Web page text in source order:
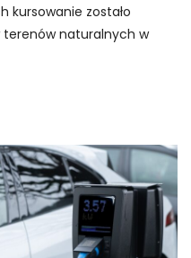
kursowanie zostało
naturalnych w